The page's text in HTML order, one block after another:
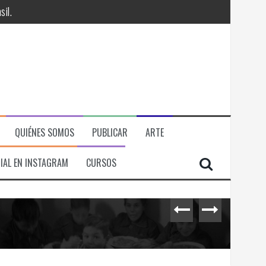
ECONOMICA Y POLITICA
QUIÉNES SOMOS PUBLICAR ARTE
EN INSTAGRAM CURSOS